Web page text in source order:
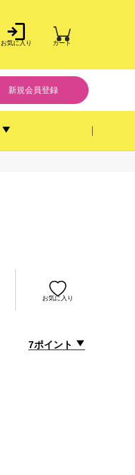
お気に入り カート
新規会員登録
お気に入り
7ポイント